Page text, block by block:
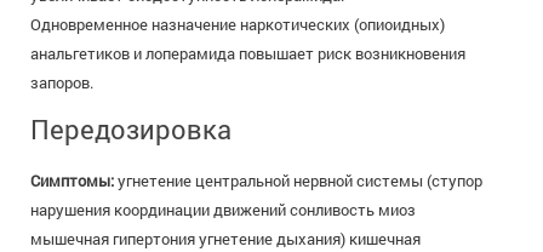
Одновременное назначение наркотических (опиоидных)
анальгетиков и лоперамида повышает риск возникновения
запоров.
Передозировка
Симптомы:угнетение центральной нервной системы (ступор
нарушения координации движений сонливость миоз
мышечная гипертония угнетение дыхания) кишечная